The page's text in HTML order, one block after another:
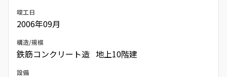
竣工日
2006年09月
構造/規模
鉄筋コンクリート造 地上10階建
設備